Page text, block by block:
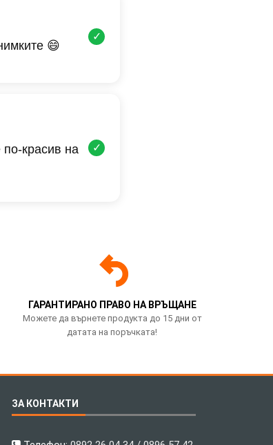
😄
✓
красив на
✓
ГАРАНТИРАНО ПРАВО НА ВРЪЩАНЕ
Можете да върнете продукта до 15 дни от
датата на поръчката!
ЗА КОНТАКТИ